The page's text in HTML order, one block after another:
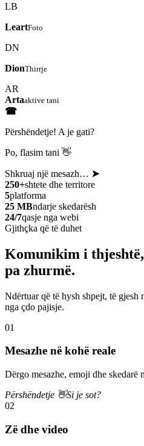
LB
LeartFoto
DN
DionThirrje
AR
Artaaktive tani
☎
Përshëndetje! A je gati?
Po, flasim tani 👋
Shkruaj një mesazh… ➤
250+shtete dhe territore
5platforma
25 MBndarje skedarësh
24/7qasje nga webi
Gjithçka që të duhet
Komunikim i thjeshtë,
pa zhurmë.
Ndërtuar që të hysh shpejt, të gjesh
nga çdo pajisje.
01
Mesazhe në kohë reale
Dërgo mesazhe, emoji dhe skedarë
Përshëndetje 👋Si je sot?
02
Zë dhe video